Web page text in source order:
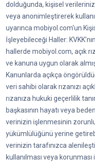
dolduğunda, kişisel
veya anonimleştirerek
uyarınca mobiyol.com'un
İşleyebileceği Haller:
hallerde mobiyol.com, açık
ve kanuna uygun olarak
Kanunlarda açıkça
veri sahibi olarak rızanızı
rızanıza hukuki geçerlilik
başkasının hayatı veya
verinizin işlenmesinin
yükümlülüğünü yerine
verinizin tarafınızca
kullanılması veya